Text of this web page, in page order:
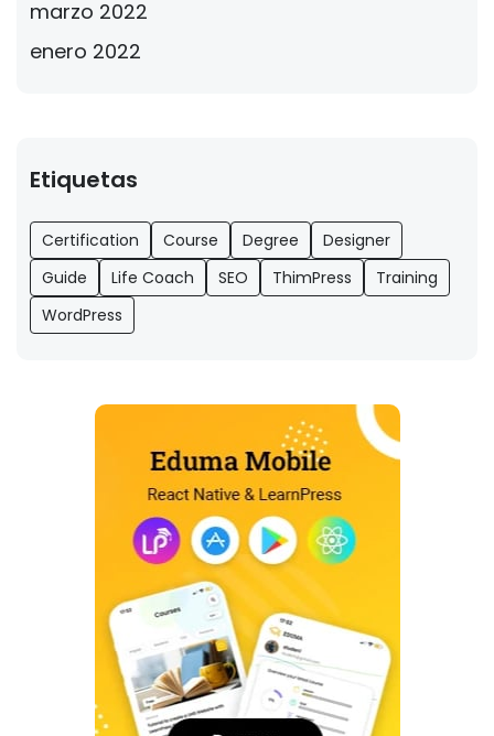
marzo 2022
enero 2022
Etiquetas
Certification Course Degree
Designer
Guide
Life Coach SEO ThimPress
Training
WordPress